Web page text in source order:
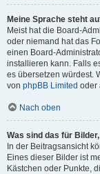
Meine Sprache steht
Meist hat die Board-
oder niemand hat das
einen Board-
installieren kann. Falls
es übersetzen würdest.
von phpBB Limited oder
Nach oben
Was sind das für
In der Beitragsansicht
Eines dieser Bilder ist
Kästchen oder Punkte,